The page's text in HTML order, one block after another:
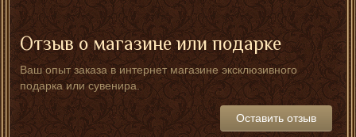
Отзыв о магазине или подарке
Ваш опыт заказа в интернет магазине эксклюзивного
подарка или сувенира.
Оставить отзыв